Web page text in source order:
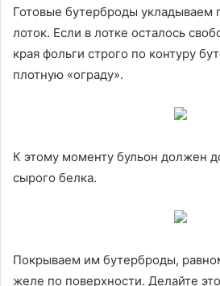
Готовые бутерброды укладываем
лоток. Если в лотке осталось
края фольги строго по контуру
плотную «ограду».
К этому моменту бульон должен
сырого белка.
Покрываем им бутерброды,
желе по поверхности. Делайте